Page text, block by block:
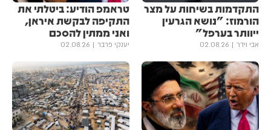
התקדמות בשיחות על מצר
הורמוז: "נושא הגרעין
ייוותר בערפל"
אבי וידר 02.08.26
טראמפ הודיע: ביטלתי את
התקיפה לבקשת איראן,
ואני ממתין להסכם
יענקי פרבר 02.08.26